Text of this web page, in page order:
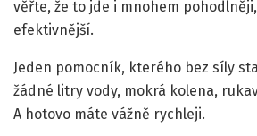
věřte, že to jde i mnohem
efektivnější.
Jeden pomocník, kterého bez síly
žádné litry vody, mokrá kolena,
A hotovo máte vážně rychleji.